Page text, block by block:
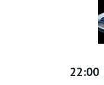
22:00